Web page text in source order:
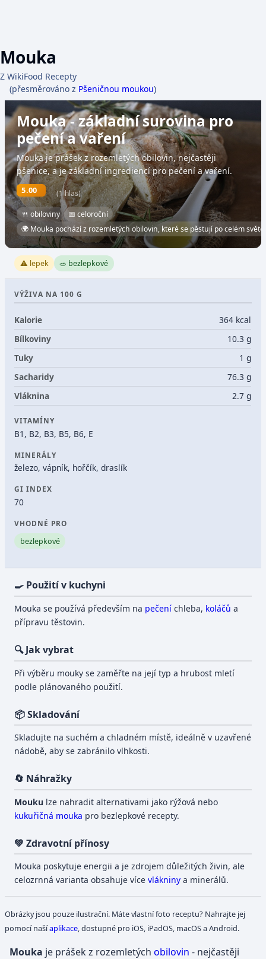
Mouka
Z WikiFood Recepty
(přesměrováno z Pšeničnou moukou)
Mouka - základní surovina pro
pečení a vaření
Mouka je prášek z rozemletých obilovin, nejčastěji
pšenice, a je základní ingrediencí pro pečení a vaření.
5.00 (1 hlas)
🍴 obiloviny
📅 celoroční
🌍 Mouka pochází z rozemletých obilovin, které se pěstují po celém světě.
⚠️ lepek 🥗 bezlepkové
VÝŽIVA NA 100 G
Kalorie
364 kcal
Bílkoviny
10.3 g
Tuky
1 g
Sacharidy
76.3 g
Vláknina
2.7 g
VITAMÍNY
B1, B2, B3, B5, B6, E
MINERÁLY
železo, vápník, hořčík, draslík
GI INDEX
70
VHODNÉ PRO
bezlepkové
🍳 Použití v kuchyni
Mouka se používá především na pečení chleba, koláčů a
přípravu těstovin.
🔍 Jak vybrat
Při výběru mouky se zaměřte na její typ a hrubost mletí
podle plánovaného použití.
📦 Skladování
Skladujte na suchém a chladném místě, ideálně v uzavřené
nádobě, aby se zabránilo vlhkosti.
🔄 Náhražky
Mouku lze nahradit alternativami jako rýžová nebo
kukuřičná mouka pro bezlepkové recepty.
💚 Zdravotní přínosy
Mouka poskytuje energii a je zdrojem důležitých živin, ale
celozrnná varianta obsahuje vícevlákniny a minerálů.
Obrázky jsou pouze ilustrační. Máte vlastní foto receptu? Nahrajte jej
pomocí našíaplikace , dostupné pro iOS, iPadOS, macOS a Android.
Mouka je prášek z rozemletých obilovin - nejčastěji